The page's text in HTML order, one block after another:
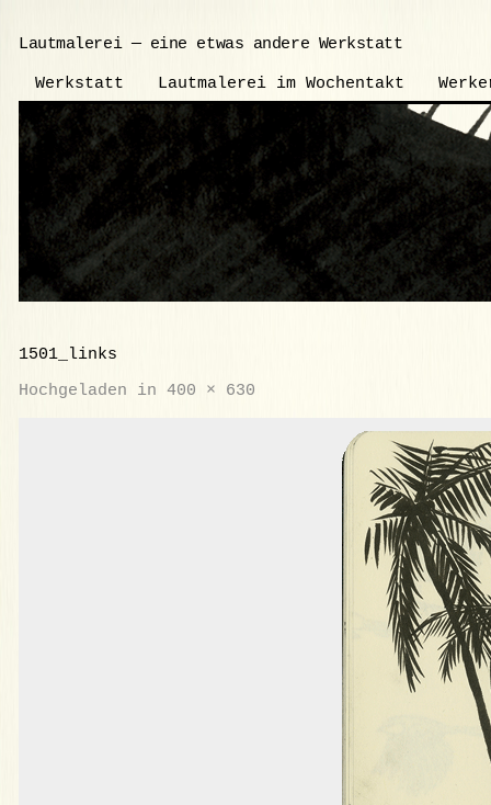
Lautmalerei — eine etwas andere Werkstatt
Werkstatt Lautmalerei im Wochentakt
1501_links
Hochgeladen in 400 × 630